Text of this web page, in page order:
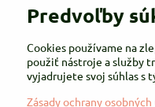
Predvoľby
Cookies používame na
použiť nástroje a služby
vyjadrujete svoj súhlas s
Zásady ochrany